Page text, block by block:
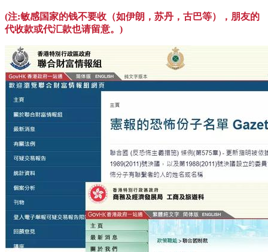
(注:敏感国家的钱不要收（如伊朗，苏丹，古巴等），朋友的
代收款或代汇款也请留意。)